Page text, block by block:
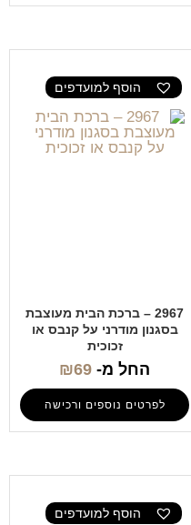
הוסף למועדפים
2967 – ברכת הבית מעוצבת
בסגנון מודרני על קנבס או
זכוכית
החל מ- ₪69
לפרטים נוספים ורכישה
הוסף למועדפים